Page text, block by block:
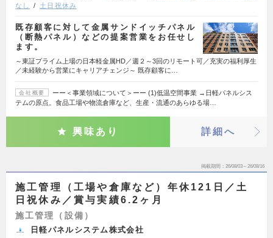
なし
土日祝休み
既存顧客に対して金属サンドイッチパネル
（断熱パネル）などの提案営業をお任せし
ます。
～東証プライム上場の日本軽金属HD／週２～3回のリモート可／充実の福利厚生
／未経験から営業にキャリアチェンジ～ 既存顧客に…
会社概要
ーー＜事業領域について＞ーー (1)低温空間事業 →日軽パネルシス
テムの原点。食品工場や物流倉庫など、生産・流通のあらゆる場…
興味あり 詳細へ
掲載期間 26/08/03～26/08/16
施工管理（工場や倉庫など）年休121日／土
日祝休み／賞与実績6.2ヶ月
施工管理（設備）
日軽パネルシステム株式会社